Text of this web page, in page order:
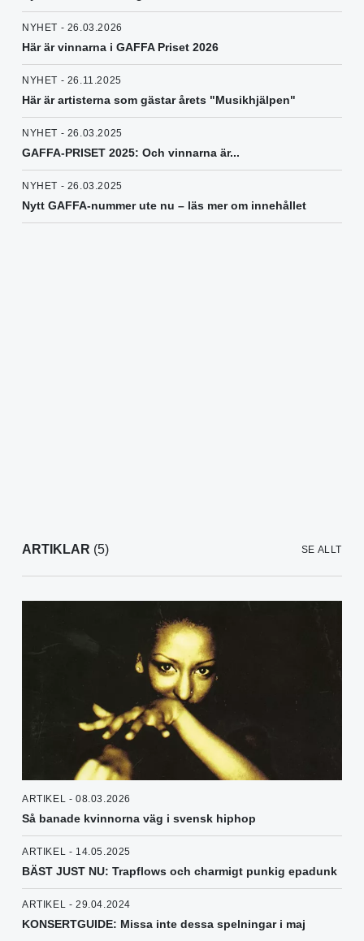
NYHET - 26.03.2026
Här är vinnarna i GAFFA Priset 2026
NYHET - 26.11.2025
Här är artisterna som gästar årets "Musikhjälpen"
NYHET - 26.03.2025
GAFFA-PRISET 2025: Och vinnarna är...
NYHET - 26.03.2025
Nytt GAFFA-nummer ute nu – läs mer om innehållet
ARTIKLAR (5) SE ALLT
ARTIKEL - 08.03.2026
Så banade kvinnorna väg i svensk hiphop
ARTIKEL - 14.05.2025
BÄST JUST NU: Trapflows och charmigt punkig epadunk
ARTIKEL - 29.04.2024
KONSERTGUIDE: Missa inte dessa spelningar i maj